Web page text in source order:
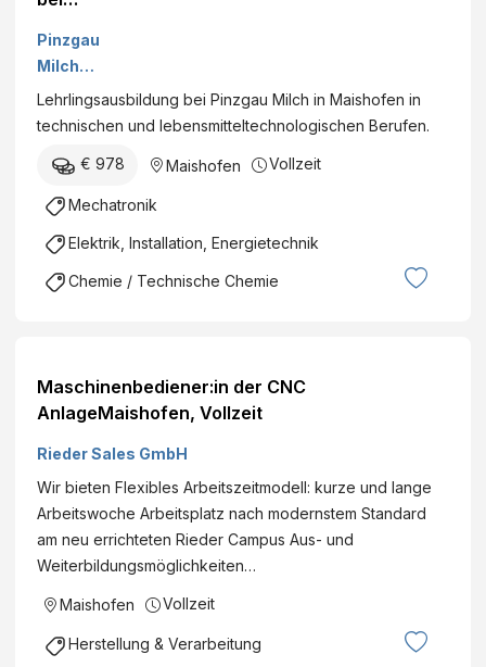
Milch
Pinzgau
Milch
Produktio
ns GmbH
Lehrlingsausbildung bei Pinzgau Milch in Maishofen in
technischen und lebensmitteltechnologischen Berufen.
€ 978 Maishofen Vollzeit
Mechatronik
Elektrik, Installation, Energietechnik
Chemie / Technische Chemie
Maschinenbediener:in der CNC
AnlageMaishofen, Vollzeit
Rieder Sales GmbH
Wir bieten Flexibles Arbeitszeitmodell: kurze und lange
Arbeitswoche Arbeitsplatz nach modernstem Standard
am neu errichteten Rieder Campus Aus- und
Weiterbildungsmöglichkeiten…
Maishofen Vollzeit
Herstellung & Verarbeitung